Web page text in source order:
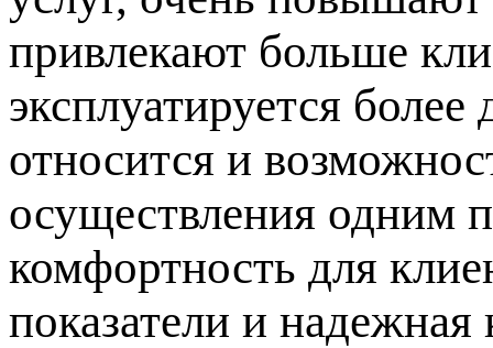
привлекают больше
эксплуатируется
относится и
осуществления одним
комфортность для
показатели и надежная